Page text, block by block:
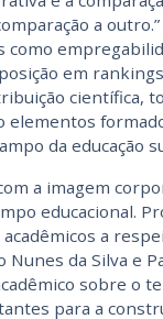
a
como
em
científica,
elementos
da educação
a imagem
educacional.
a
da Silva e
sobre o
para a